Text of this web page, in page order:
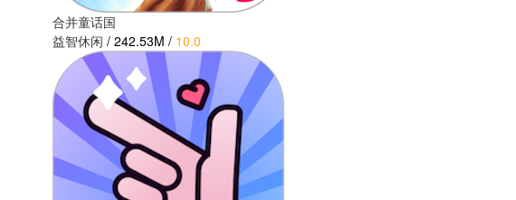
合并童话国
益智休闲 / 242.53M / 10.0